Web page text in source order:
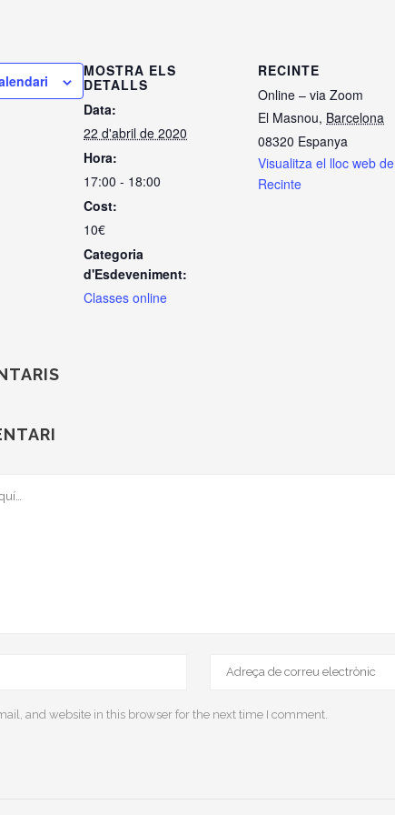
MOSTRA ELS
DETALLS
Data:
22 d'abril de 2020
Hora:
17:00 - 18:00
Cost:
10€
Categoria
d'Esdeveniment:
Classes online
RECINTE
Online – via Zoom
El Masnou, Barcelona
08320 Espanya
Visualitza el lloc web de
Recinte
and website in this browser for the next time I comment.